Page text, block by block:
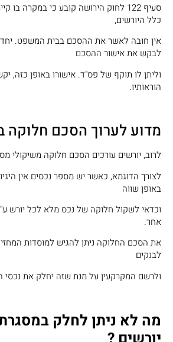
סעיף 122 לחוק הירושה קובע כי במקרה
כלל היורשים,
אין חובה לאשר את ההסכם בבית המשפט. יחד
לבקש את אישור ההסכם
וליתן לו תוקף של פס"ד. אישורו באופן כזה,
הוראותיו.
מדוע לערוך הסכם חלוקה
לרוב, יורשים עורכים הסכם חלוקה משיקולי
לצורך הדוגמא, כאשר יש מספר נכסים אין
באופן שווה
וכדאי לשקול חלוקה של נכס מלא לכל יורש ע"י
אחר.
את הסכם החלוקה ניתן להגיש למוסדות
לבנקים
ולרשם המקרקעין על מנת שזה יחלק את נכסי
מה לא ניתן לחלק